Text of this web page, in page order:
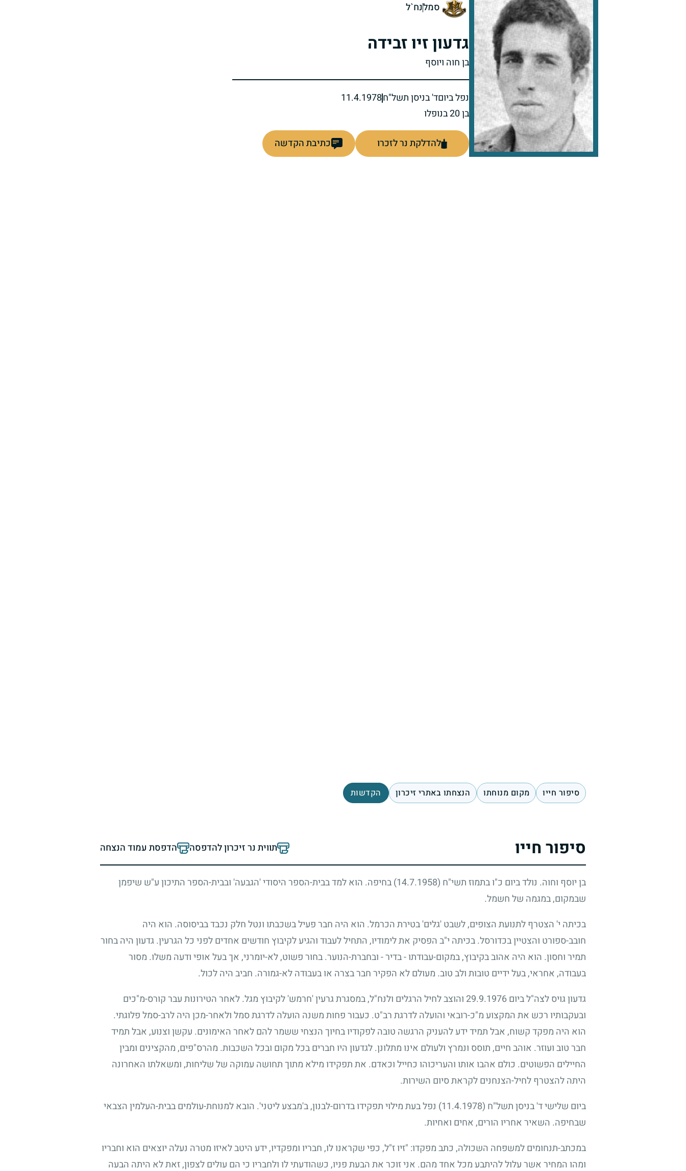
סמלנח`ל
גדעון זיו זבידה
בן חוה ויוסף
נפל ביוםד' בניסן תשל"ח11.4.1978
בן 20 בנופלו
להדלקת נר לזכרו כתיבת הקדשה
סיפור חייו מקום מנוחתו הנצחתו באתרי זיכרון הקדשות
סיפור חייו תווית נר זיכרון להדפסה הדפסת עמוד הנצחה
בן יוסף וחוה. נולד ביום כ"ו בתמוז תשי"ח (14.7.1958)
בחיפה. הוא למד בבית-הספר היסודי 'הגבעה' ובבית-הספר התיכון ע"ש שיפמן
שבמקום, במגמה של חשמל.
בכיתה י' הצטרף לתנועת הצופים, לשבט 'גלים' בטירת הכרמל. הוא היה חבר פעיל בשכבתו ונטל חלק נכבד בביסוסה. הוא היה
חובב-ספורט והצטיין בכדורסל. בכיתה י"ב הפסיק את לימודיו, התחיל לעבוד והגיע לקיבוץ חודשים אחדים לפני כל הגרעין. גדעון היה בחור
תמיר וחסון. הוא היה אהוב בקיבוץ, במקום-עבודתו - בדיר - ובחברת-הנוער. בחור פשוט, לא-יומרני, אך בעל אופי ודעה משלו. מסור
בעבודה, אחראי, בעל ידיים טובות ולב טוב. מעולם לא הפקיר חבר בצרה או בעבודה לא-גמורה. חביב היה לכול.
גדעון גויס לצה"ל ביום29.9.1976 והוצב לחיל הרגלים ולנח"ל, במסגרת גרעין 'חרמש' לקיבוץ מגל. לאחר הטירונות עבר קורס-מ"כים
ובעקבותיו רכש את המקצוע מ"כ-רובאי והועלה לדרגת רב"ט. כעבור פחות משנה הועלה לדרגת סמל ולאחר-מכן היה לרב-סמל פלוגתי.
הוא היה מפקד קשוח, אבל תמיד ידע להעניק הרגשה טובה לפקודיו בחיוך הנצחי ששמר להם לאחר האימונים. עקשן וצנוע, אבל תמיד
חבר טוב ועוזר. אוהב חיים, תוסס ונמרץ ולעולם אינו מתלונן. לגדעון היו חברים בכל מקום ובכל השכבות. מהרס"פים, מהקצינים ומבין
החיילים הפשוטים. כולם אהבו אותו והעריכוהו כחייל וכאדם. את תפקידו מילא מתוך תחושה עמוקה של שליחות, ומשאלתו האחרונה
היתה להצטרף לחיל-הצנחנים לקראת סיום השירות.
ביום שלישי ד' בניסן תשל"ח (11.4.1978)
נפל בעת מילוי תפקידו בדרום-לבנון, ב'מבצע ליטני'. הובא למנוחת-עולמים בבית-העלמין הצבאי
שבחיפה. השאיר אחריו הורים, אחים ואחיות.
במכתב-תנחומים למשפחה השכולה, כתב מפקדו: "זיו ז"ל, כפי שקראנו לו, חבריו ומפקדיו, ידע היטב לאיזו מטרה נעלה יוצאים הוא וחבריו
ומהו המחיר אשר עלול להיתבע מכל אחד מהם. אני זוכר את הבעת פניו, כשהודעתי לו ולחבריו כי הם עולים לצפון, זאת לא היתה הבעה